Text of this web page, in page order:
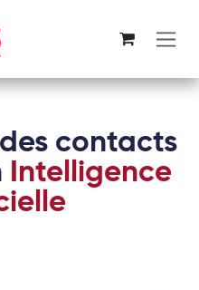
contacts
Intelligence